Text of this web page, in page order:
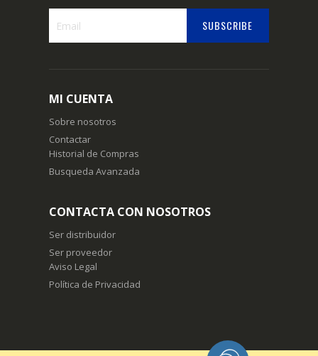
de
noticias:
SUBSCRIBE
MI CUENTA
Sobre nosotros
Contactar
Historial de Compras
Busqueda Avanzada
CONTACTA CON NOSOTROS
Ser distribuidor
Ser proveedor
Aviso Legal
Política de Privacidad